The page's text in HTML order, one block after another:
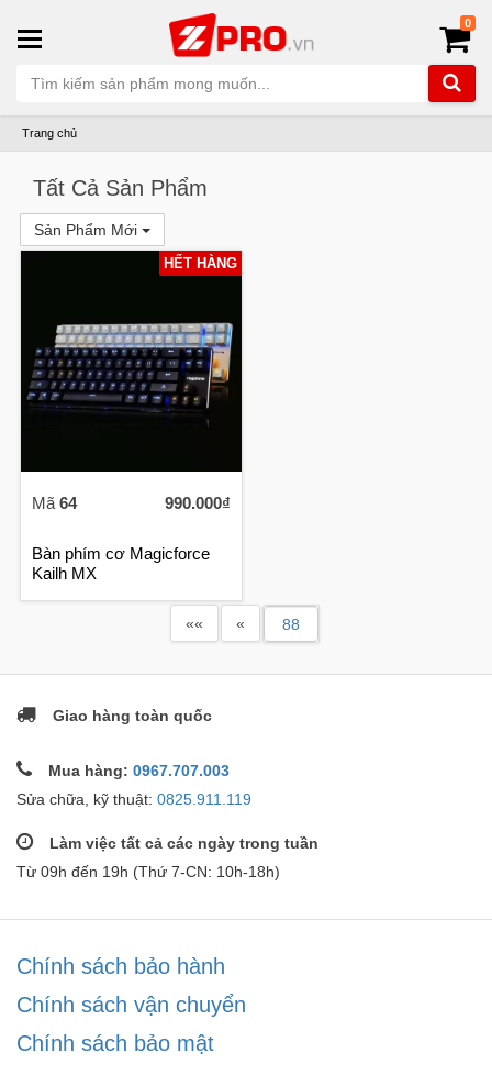
0
Trang chủ
Tất Cả Sản Phẩm
Sản Phẩm Mới
HẾT HÀNG
Mã 64 990.000₫
Bàn phím cơ Magicforce
Kailh MX
«« «
Giao hàng toàn quốc
Mua hàng: 0967.707.003
Sửa chữa, kỹ thuật: 0825.911.119
Làm việc tất cả các ngày trong tuần
Từ 09h đến 19h (Thứ 7-CN: 10h-18h)
Chính sách bảo hành
Chính sách vận chuyển
Chính sách bảo mật